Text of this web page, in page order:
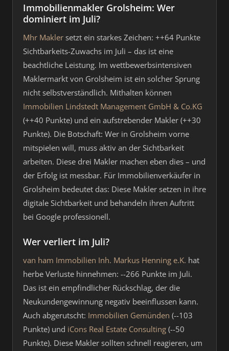
Immobilienmakler Grolsheim: Wer
dominiert im Juli?
Mhr Makler setzt ein starkes Zeichen: ++64 Punkte
Sichtbarkeits-Zuwachs im Juli – das ist eine
beachtliche Leistung. Im wettbewerbsintensiven
Maklermarkt von Grolsheim ist ein solcher Sprung
nicht selbstverständlich. Mithalten können
Immobilien Lindstedt Management GmbH & Co.KG
(++40 Punkte) und ein aufstrebender Makler (++30
Punkte). Die Botschaft: Wer in Grolsheim vorne
mitspielen will, muss aktiv an der Sichtbarkeit
arbeiten. Diese drei Makler machen eben dies – und
der Erfolg ist messbar. Für Immobilienverkäufer in
Grolsheim bedeutet das: Diese Makler setzen in ihre
digitale Sichtbarkeit und behandeln ihren Auftritt
bei Google professionell.
Wer verliert im Juli?
van ham Immobilien Inh. Markus Henning e.K. hat
herbe Verluste hinnehmen: --266 Punkte im Juli.
Das ist ein empfindlicher Rückschlag, der die
Neukundengewinnung negativ beeinflussen kann.
Auch abgerutscht: Immobilien Gemünden (--103
Punkte) und iCons Real Estate Consulting (--50
Punkte). Diese Makler sollten schnell reagieren, um